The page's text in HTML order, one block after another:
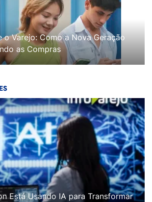
o Varejo: Como a Nova Geração
as Compras
Está Usando IA para Transformar